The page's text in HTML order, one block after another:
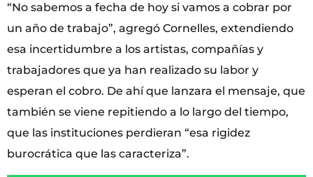
“No sabemos a fecha de hoy si vamos a cobrar por
un año de trabajo”, agregó Cornelles, extendiendo
esa incertidumbre a los artistas, compañías y
trabajadores que ya han realizado su labor y
esperan el cobro. De ahí que lanzara el mensaje, que
también se viene repitiendo a lo largo del tiempo,
que las instituciones perdieran “esa rigidez
burocrática que las caracteriza”.